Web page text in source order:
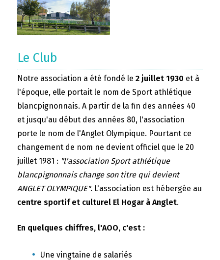
Le Club
Notre association a été fondé le 2 juillet 1930 et à
l'époque, elle portait le nom de Sport athlétique
blancpignonnais. A partir de la fin des années 40
et jusqu'au début des années 80, l'association
porte le nom de l'Anglet Olympique. Pourtant ce
changement de nom ne devient officiel que le 20
juillet 1981 : "l'association Sport athlétique
blancpignonnais change son titre qui devient
ANGLET OLYMPIQUE". L'association est hébergée au
centre sportif et culturel El Hogar à Anglet.
En quelques chiffres, l'AOO, c'est :
Une vingtaine de salariés